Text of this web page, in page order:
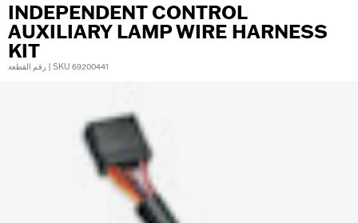
INDEPENDENT CONTROL
AUXILIARY LAMP WIRE HARNESS
KIT
رقم القطعة | SKU 69200441